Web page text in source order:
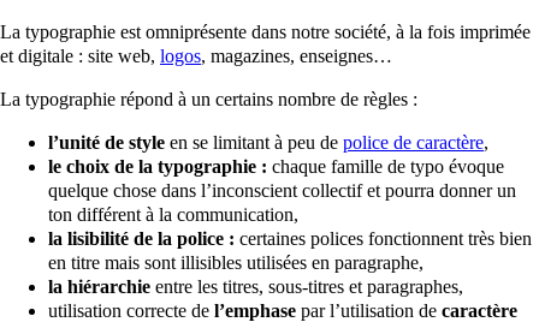
La typographie est omniprésente dans notre société, à la fois imprimée
et digitale : site web, logos, magazines, enseignes…
La typographie répond à un certains nombre de règles :
l’unité de style en se limitant à peu de police de caractère,
le choix de la typographie : chaque famille de typo évoque
quelque chose dans l’inconscient collectif et pourra donner un
ton différent à la communication,
la lisibilité de la police : certaines polices fonctionnent très bien
en titre mais sont illisibles utilisées en paragraphe,
la hiérarchie entre les titres, sous-titres et paragraphes,
utilisation correcte de l’emphase par l’utilisation de caractère